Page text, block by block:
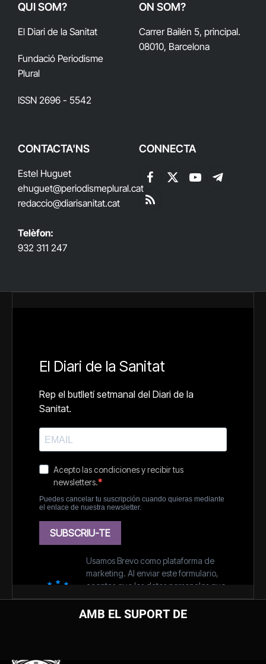
QUI SOM?
El Diari de la Sanitat
Fundació Periodisme
Plural
ISSN 2696 - 5542
ON SOM?
Carrer Bailén 5, principal.
08010, Barcelona
CONTACTA'NS
Estel Huguet
ehuguet@periodismeplural.cat
redaccio@diarisanitat.cat
Telèfon:
932 311 247
CONNECTA
Facebook
X
YouTubeTelegram
RSS
AMB EL SUPORT DE